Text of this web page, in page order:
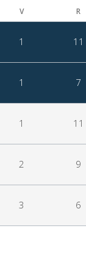
V R
1 11
1 7
1 11
2 9
3 6